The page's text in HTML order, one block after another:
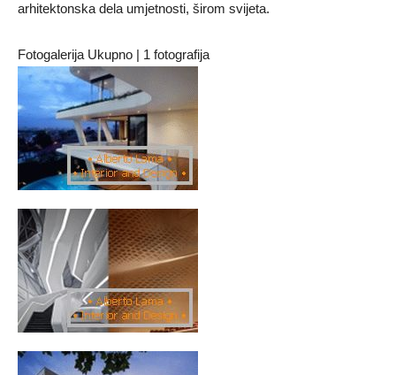
arhitektonska dela umjetnosti, širom svijeta.
Fotogalerija Ukupno | 1 fotografija